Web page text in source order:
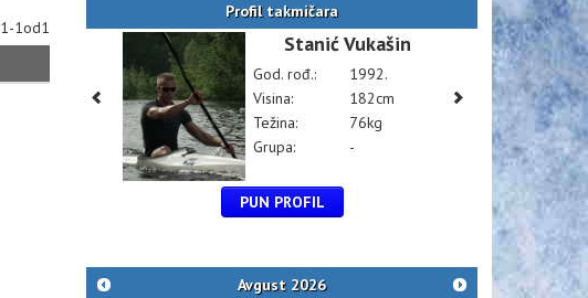
1-1od1
Profil takmičara
Stanić Vukašin
God. rođ.:
1992.
Visina:
182cm
Težina:
76kg
Grupa:
-
PUN PROFIL
Avgust 2026